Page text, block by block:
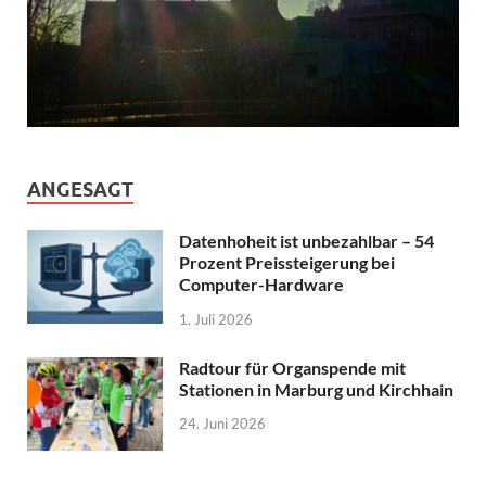
ANGESAGT
Datenhoheit ist unbezahlbar – 54
Prozent Preissteigerung bei
Computer-Hardware
1. Juli 2026
Radtour für Organspende mit
Stationen in Marburg und Kirchhain
24. Juni 2026